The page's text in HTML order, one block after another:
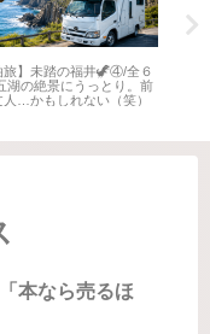
旅】未踏の福井🦖④/全６
湖の絶景にうっとり。前
人…かもしれない（笑）
本なら売るほ